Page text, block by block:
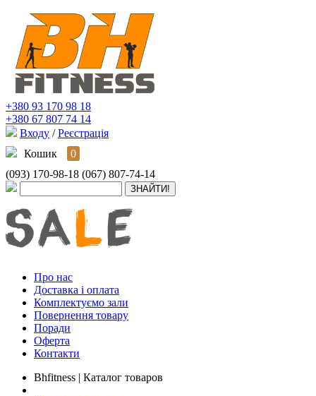
+380 93 170 98 18
+380 67 807 74 14
Входу / Реєстрація
Кошик
0
(093) 170-98-18 (067) 807-74-14
Про нас
Доставка і оплата
Комплектуємо зали
Повернення товару
Поради
Оферта
Контакти
Bhfitness | Каталог товаров